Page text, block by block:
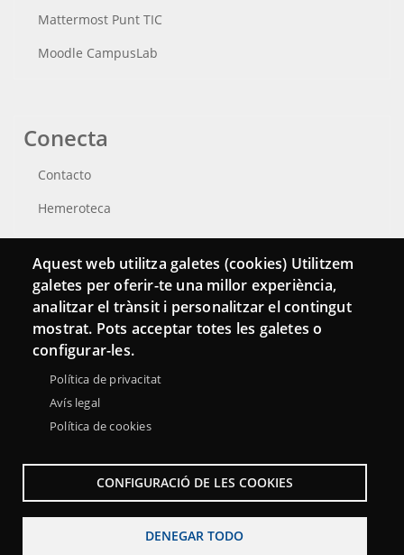
Mattermost Punt TIC
Moodle CampusLab
Conecta
Contacto
Hemeroteca
Aquest web utilitza galetes (cookies) Utilitzem
galetes per oferir-te una millor experiència,
analitzar el trànsit i personalitzar el contingut
mostrat. Pots acceptar totes les galetes o
configurar-les.
Política de privacitat
Avís legal
Política de cookies
CONFIGURACIÓ DE LES COOKIES
DENEGAR TODO
Footer
Mapa web